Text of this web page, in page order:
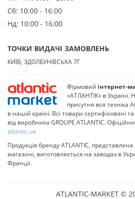
Фірмовий інтернет-
«АТЛАНТІК» в Україні.
присутня вся техніка
в нашій країні. Всі товари сертифіковані
від виробника GROUPE ATLANTIC.
atlantic.ua
Продукція бренду ATLANTIC,
магазині, виготовляється на заводах в
Франції.
Сб: 10:00 - 16:00
Нд: 10:00 - 16:00
ТОЧКИ ВИДАЧІ ЗАМОВЛЕНЬ
КИЇВ, ЗДОЛБУНІВСЬКА 7Г
ATLANTIC-MARKET ©